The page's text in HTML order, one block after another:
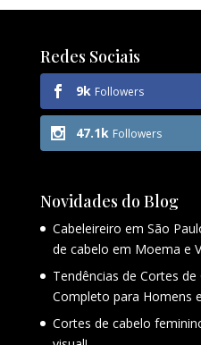
Redes Sociais
9k Followers
47.1k Followers
Novidades do Blog
Cabeleireiro em São
de cabelo em Moema e
Tendências de Cortes
Completo para Homens
Cortes de cabelo